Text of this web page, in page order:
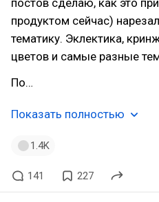
постов сделаю, как это
продуктом сейчас)
тематику. Эклектика,
цветов и самые разные
По…
Показать полностью
1.4K
141 227